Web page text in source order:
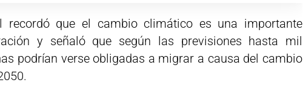
recordó que el cambio climático es una importante
y señaló que según las previsiones hasta mil
podrían verse obligadas a migrar a causa del cambio